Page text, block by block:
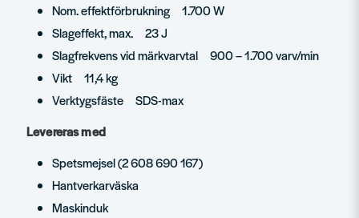
Nom. effektförbrukning 1.700 W
Slageffekt, max. 23 J
Slagfrekvens vid märkvarvtal 900 – 1.700 varv/min
Vikt 11,4 kg
Verktygsfäste SDS-max
Levereras med
Spetsmejsel (2 608 690 167)
Hantverkarväska
Maskinduk